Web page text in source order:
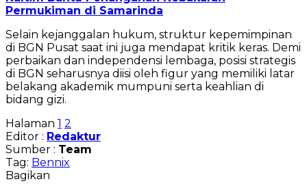
Permukiman di Samarinda
Selain kejanggalan hukum, struktur kepemimpinan
di BGN Pusat saat ini juga mendapat kritik keras. Demi
perbaikan dan independensi lembaga, posisi strategis
di BGN seharusnya diisi oleh figur yang memiliki latar
belakang akademik mumpuni serta keahlian di
bidang gizi.
Halaman 1 2
Editor : Redaktur
Sumber : Team
Tag: Bennix
Bagikan